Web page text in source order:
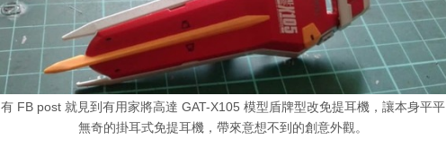
有 FB post 就見到有用家將高達 GAT-X105 模型盾牌型改免提耳機，讓本身平平
無奇的掛耳式免提耳機，帶來意想不到的創意外觀。